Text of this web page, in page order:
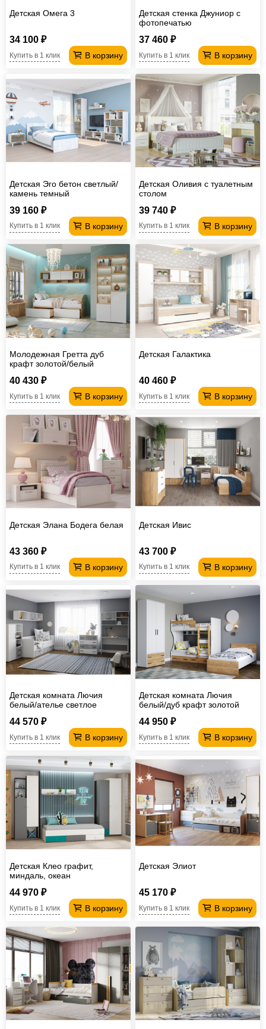
Детская Омега 3
34 100 ₽
В корзину
Купить в 1 клик
Детская стенка Джуниор с
фотопечатью
37 460 ₽
В корзину
Купить в 1 клик
Детская Эго бетон светлый/
камень темный
39 160 ₽
В корзину
Купить в 1 клик
Детская Оливия с туалетным
столом
39 740 ₽
В корзину
Купить в 1 клик
Молодежная Гретта дуб
крафт золотой/белый
40 430 ₽
В корзину
Купить в 1 клик
Детская Галактика
40 460 ₽
В корзину
Купить в 1 клик
Детская Элана Бодега белая
43 360 ₽
В корзину
Купить в 1 клик
Детская Ивис
43 700 ₽
В корзину
Купить в 1 клик
Детская комната Лючия
белый/ателье светлое
44 570 ₽
В корзину
Купить в 1 клик
Детская комната Лючия
белый/дуб крафт золотой
44 950 ₽
В корзину
Купить в 1 клик
Детская Клео графит,
миндаль, океан
44 970 ₽
В корзину
Купить в 1 клик
Детская Элиот
45 170 ₽
В корзину
Купить в 1 клик